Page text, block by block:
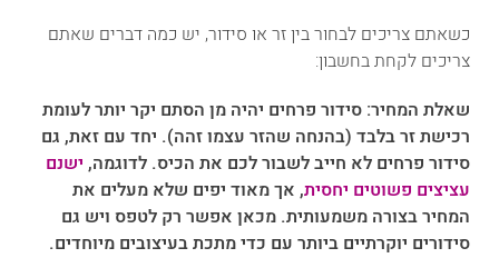
כשאתם צריכים לבחור בין זר או סידור, יש כמה דברים שאתם
צריכים לקחת בחשבון:
שאלת המחיר: סידור פרחים יהיה מן הסתם יקר יותר לעומת
רכישת זר בלבד (בהנחה שהזר עצמו זהה). יחד עם זאת, גם
סידור פרחים לא חייב לשבור לכם את הכיס. לדוגמה, ישנם
עציצים פשוטים יחסית, אך מאוד יפים שלא מעלים את
המחיר בצורה משמעותית. מכאן אפשר רק לטפס ויש גם
סידורים יוקרתיים ביותר עם כדי מתכת בעיצובים מיוחדים.